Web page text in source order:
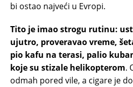
bi ostao najveći u Evropi.
Tito je imao strogu rutinu:
ujutro, proveravao vreme,
pio kafu na terasi, palio
koje su stizale helikopterom.
odmah pored vile, a cigare je